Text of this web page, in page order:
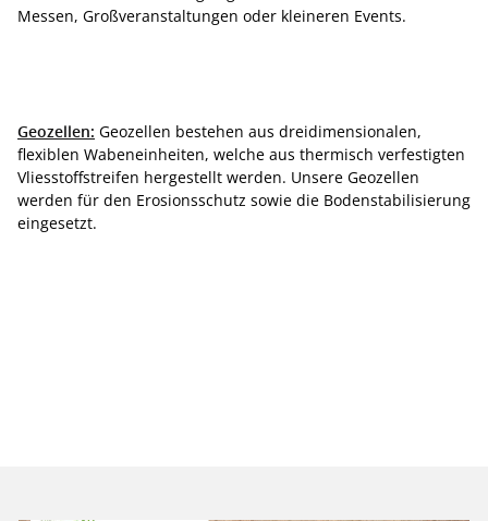
Messen, Großveranstaltungen oder kleineren Events.
Geozellen: Geozellen bestehen aus dreidimensionalen,
flexiblen Wabeneinheiten, welche aus thermisch verfestigten
Vliesstoffstreifen hergestellt werden. Unsere Geozellen
werden für den Erosionsschutz sowie die Bodenstabilisierung
eingesetzt.